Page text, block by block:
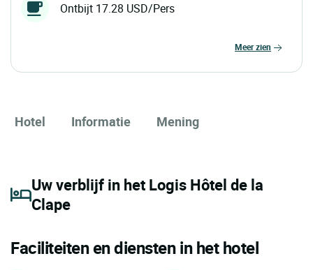
Ontbijt 17.28 USD/Pers
meer zien
Hotel Informatie Mening
Uw verblijf in het Logis Hôtel de la
Clape
Faciliteiten en diensten in het hotel